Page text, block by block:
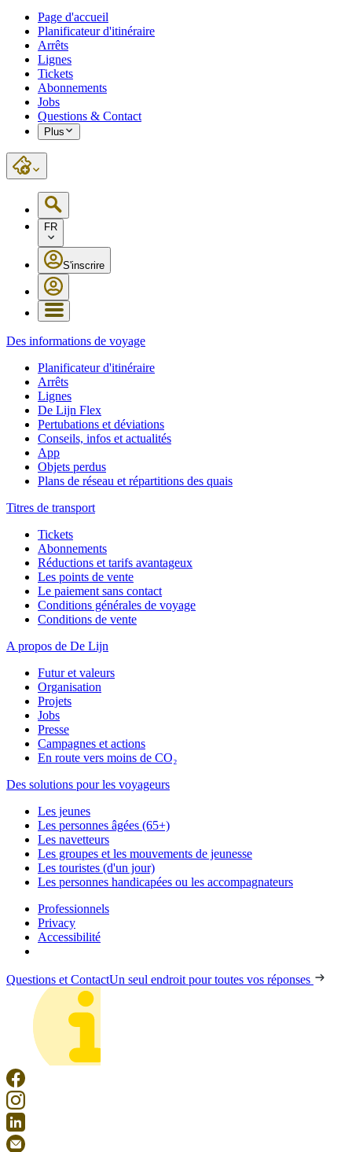
Page d'accueil
Planificateur d'itinéraire
Arrêts
Lignes
Tickets
Abonnements
Jobs
Questions & Contact
Plus
FR
S'inscrire
Des informations de voyage
Planificateur d'itinéraire
Arrêts
Lignes
De Lijn Flex
Pertubations et déviations
Conseils, infos et actualités
App
Objets perdus
Plans de réseau et répartitions des quais
Titres de transport
Tickets
Abonnements
Réductions et tarifs avantageux
Les points de vente
Le paiement sans contact
Conditions générales de voyage
Conditions de vente
A propos de De Lijn
Futur et valeurs
Organisation
Projets
Jobs
Presse
Campagnes et actions
En route vers moins de CO₂
Des solutions pour les voyageurs
Les jeunes
Les personnes âgées (65+)
Les navetteurs
Les groupes et les mouvements de jeunesse
Les touristes (d'un jour)
Les personnes handicapées ou les accompagnateurs
Professionnels
Privacy
Accessibilité
Questions et ContactUn seul endroit pour toutes vos réponses